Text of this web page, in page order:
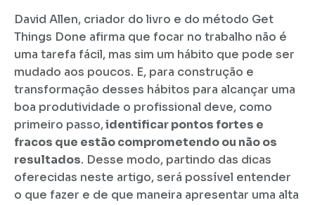
David Allen, criador do livro e do método Get
Things Done afirma que focar no trabalho não é
uma tarefa fácil, mas sim um hábito que pode ser
mudado aos poucos. E, para construção e
transformação desses hábitos para alcançar uma
boa produtividade o profissional deve, como
primeiro passo,identificar pontos fortes e
fracos que estão comprometendo ou não os
resultados. Desse modo, partindo das dicas
oferecidas neste artigo, será possível entender
o que fazer e de que maneira apresentar uma alta